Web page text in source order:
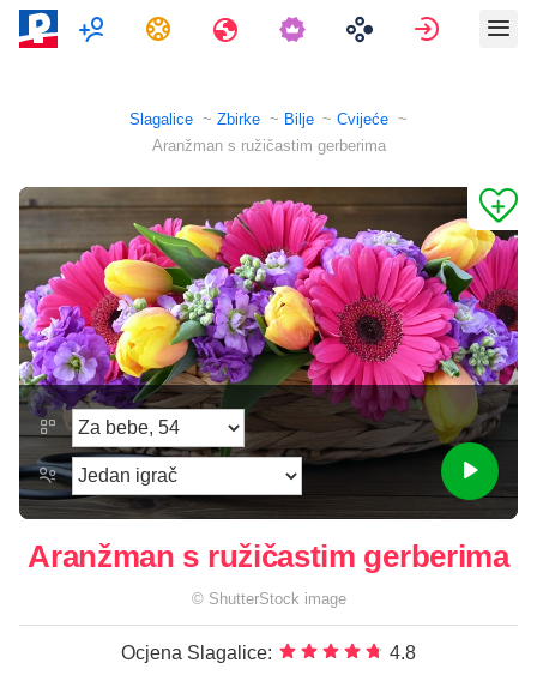
Više IgračaZadaci Putovanja Prijava
Slagalice Zbirke Bilje
Cvijeće
Aranžman s ružičastim gerberima
Aranžman s ružičastim gerberima
© ShutterStock image
Ocjena Slagalice: 4.8